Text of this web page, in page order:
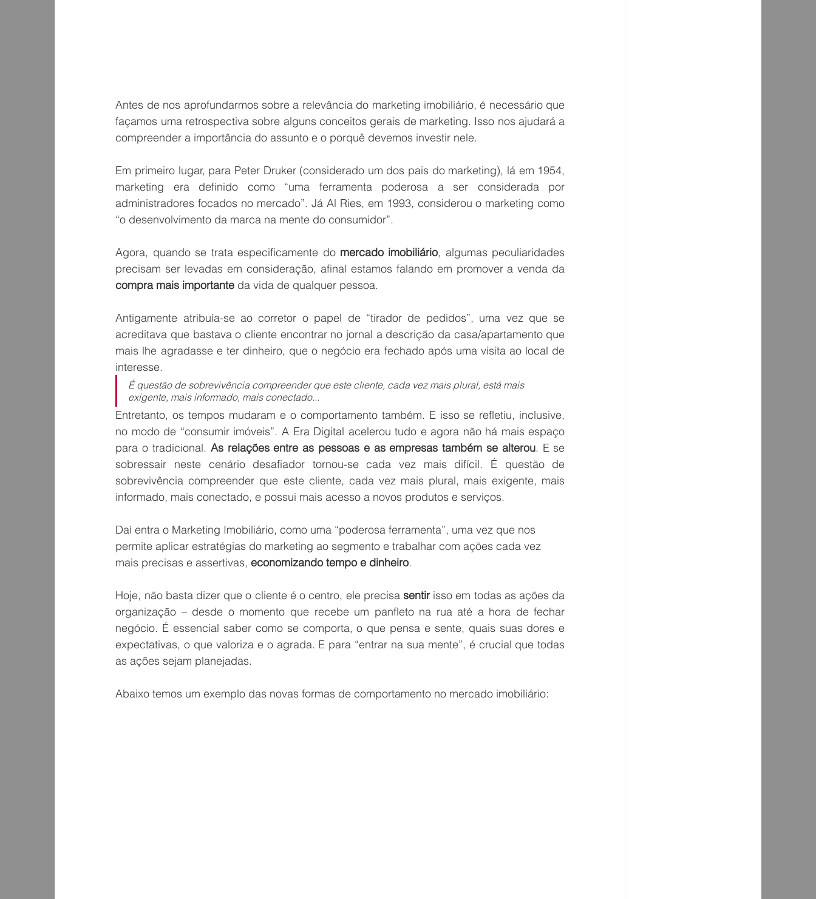
Antes de nos aprofundarmos sobre a relevância do marketing imobiliário, é necessário que
façamos uma retrospectiva sobre alguns conceitos gerais de marketing. Isso nos ajudará a
compreender a importância do assunto e o porquê devemos investir nele.
Em primeiro lugar, para Peter Druker (considerado um dos pais do marketing), lá em 1954,
marketing era definido como “uma ferramenta poderosa a ser considerada por
administradores focados no mercado”. Já Al Ries, em 1993, considerou o marketing como
“o desenvolvimento da marca na mente do consumidor”.
Agora, quando se trata especificamente do mercado imobiliário, algumas peculiaridades
compra mais importante da vida de qualquer pessoa.
Antigamente atribuía-se ao corretor o papel de “tirador de pedidos”, uma vez que se
acreditava que bastava o cliente encontrar no jornal a descrição da casa/apartamento que
mais lhe agradasse e ter dinheiro, que o negócio era fechado após uma visita ao local de
interesse.
É questão de sobrevivência compreender que este cliente, cada vez mais plural, está mais
exigente, mais informado, mais conectado...
Entretanto, os tempos mudaram e o comportamento também. E isso se refletiu, inclusive,
no modo de “consumir imóveis”. A Era Digital acelerou tudo e agora não há mais espaço
para o tradicional. As relações entre as pessoas e as empresas também se alterou. E se
sobressair neste cenário desafiador tornou-se cada vez mais difícil. É questão de
sobrevivência compreender que este cliente, cada vez mais plural, mais exigente, mais
informado, mais conectado, e possui mais acesso a novos produtos e serviços.
Daí entra o Marketing Imobiliário, como uma “poderosa ferramenta”, uma vez que nos
permite aplicar estratégias do marketing ao segmento e trabalhar com ações cada vez
mais precisas e assertivas, economizando tempo e dinheiro.
Hoje, não basta dizer que o cliente é o centro, ele precisa sentir isso em todas as ações da
organização – desde o momento que recebe um panfleto na rua até a hora de fechar
negócio. É essencial saber como se comporta, o que pensa e sente, quais suas dores e
expectativas, o que valoriza e o agrada. E para “entrar na sua mente”, é crucial que todas
as ações sejam planejadas.
Abaixo temos um exemplo das novas formas de comportamento no mercado imobiliário: